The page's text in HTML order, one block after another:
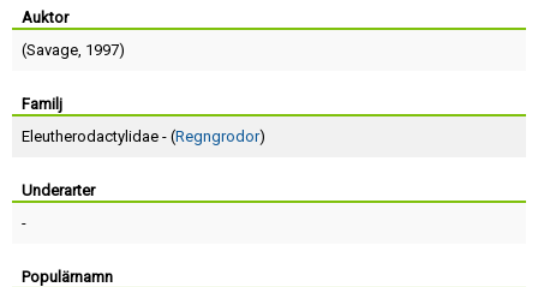
Auktor
(Savage, 1997)
Familj
Eleutherodactylidae - (Regngrodor)
Underarter
-
Populärnamn
Terms of Service
Skapa konto